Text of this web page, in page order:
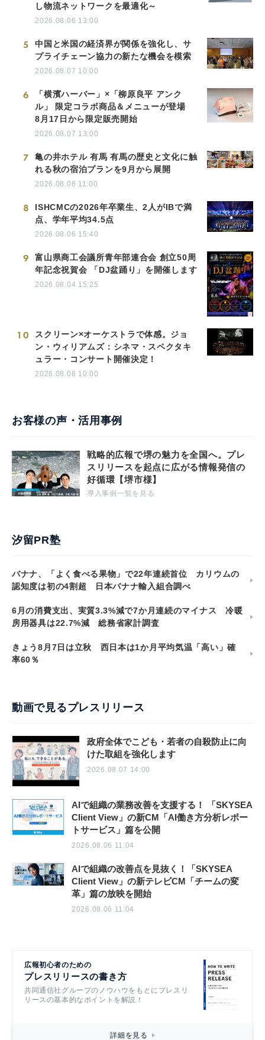
し物流ネットワークを最適化～
2026.08.06 13:00
5
中国と米国の経済界が関係を強化し、サ
プライチェーン協力の新たな機会を模索
2026.08.07 10:00
6
「横濱ハーバー」×「柳原良平 アンク
ル」 限定コラボ商品＆メニューが登場
8月17日から限定販売開始
2026.08.07 13:00
7
亀の井ホテル 有馬 有馬の歴史と文化に触
れる秋の宿泊プランを9月から展開
2026.08.06 11:00
8
ISHCMCの2026年卒業生、2人がIBで満
点、学年平均34.5点
2026.08.06 15:40
9
富山県商工会議所青年部連合会 創立50周
年記念祝賀会 「DJ盆踊り」を開催します
2026.08.04 15:25
10
スクリーン×オーケストラで体感。ジョ
ン・ウィリアムズ：シネマ・スペクタキ
ュラー・コンサート開催決定！
2026.08.08 10:00
お客様の声・活用事例
戦略的広報で堺の魅力を全国へ。プレ
スリリースを起点に広がる情報発信の
好循環【堺市様】
導入事例一覧を見る
汐留PR塾
バナナ、「よく食べる果物」で22年連続首位 カリウムの
認知度は初の4割超 日本バナナ輸入組合調べ
6月の消費支出、実質3.3%減で7か月連続のマイナス 冷暖
房用器具は22.7%減 総務省家計調査
きょう8月7日は立秋 西日本は1か月平均気温「高い」確
率60％
動画で見るプレスリリース
政府全体でこども・若者の自殺防止に向
けた取組を強化します
2026.08.07 14:00
AIで組織の業務改善を支援する！ 「SKYSEA
Client View」の新CM「AI働き方分析レポー
トサービス」篇を公開
2026.08.06 11:04
AIで組織の改善点を見抜く！「SKYSEA
Client View」の新テレビCM「チームの変
革」篇の放映を開始
2026.08.06 11:04
広報初心者のための
プレスリリースの書き方
共同通信社グループのノウハウをもとにプレスリ
リースの基本的なポイントを解説！
詳細を見る